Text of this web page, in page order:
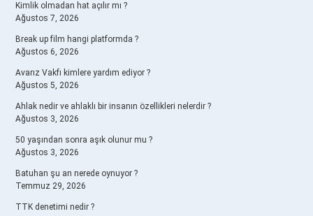
Kimlik olmadan hat açılır mı ?
Ağustos 7, 2026
Break up film hangi platformda ?
Ağustos 6, 2026
Avarız Vakfı kimlere yardım ediyor ?
Ağustos 5, 2026
Ahlak nedir ve ahlaklı bir insanın özellikleri nelerdir ?
Ağustos 3, 2026
50 yaşından sonra aşık olunur mu ?
Ağustos 3, 2026
Batuhan şu an nerede oynuyor ?
Temmuz 29, 2026
TTK denetimi nedir ?